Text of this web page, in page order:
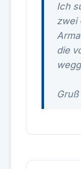
Ich
zwei
die